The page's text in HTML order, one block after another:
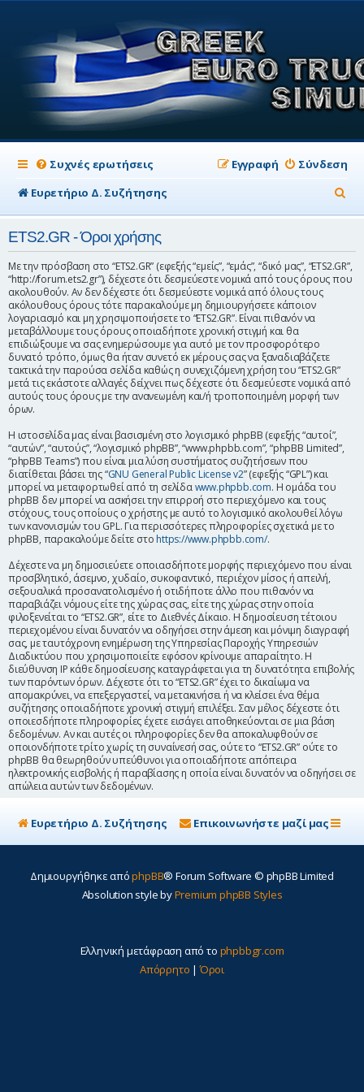
Συχνές ερωτήσεις Σύνδεση
Εγγραφή
Ευρετήριο Δ. Συζήτησης
ν
ζ
ή
η
ETS2.GR - Όροι χρήσης
Με την πρόσβαση στο “ETS2.GR” (εφεξής “εμείς”, “εμάς”, “δικό μας”, “ETS2.GR”,
“http://forum.ets2.gr”), δέχεστε ότι δεσμεύεστε νομικά από τους όρους που
ακολουθούν. Αν δεν δέχεστε ότι δεσμεύεστε νομικά από όλους τους
ακόλουθους όρους τότε παρακαλούμε μη δημιουργήσετε κάποιον
λογαριασμό και μη χρησιμοποιήσετε το “ETS2.GR”. Είναι πιθανόν να
μεταβάλλουμε τους όρους οποιαδήποτε χρονική στιγμή και θα
επιδιώξουμε να σας ενημερώσουμε για αυτό με τον προσφορότερο
δυνατό τρόπο, όμως θα ήταν συνετό εκ μέρους σας να ξαναδιαβάζετε
τακτικά την παρούσα σελίδα καθώς η συνεχιζόμενη χρήση του “ETS2.GR”
μετά τις εκάστοτε αλλαγές δείχνει πως δέχεστε ότι δεσμεύεστε νομικά από
αυτούς τους όρους με την ανανεωμένη και/ή τροποποιημένη μορφή των
όρων.
Η ιστοσελίδα μας είναι βασισμένη στο λογισμικό phpBB (εφεξής “αυτοί”,
“αυτών”, “αυτούς”, “λογισμικό phpBB”, “www.phpbb.com”, “phpBB Limited”,
“phpBB Teams”) που είναι μια λύση συστήματος συζητήσεων που
διατίθεται βάσει της “GNU General Public License v2” (εφεξής “GPL”) και
μπορεί να μεταφορτωθεί από τη σελίδαwww.phpbb.com. Η ομάδα του
phpBB δεν μπορεί να ασκήσει την επιρροή στο περιεχόμενο και τους
στόχους, τους οποίους ο χρήστης με αυτό το λογισμικό ακολουθεί λόγω
των κανονισμών του GPL. Για περισσότερες πληροφορίες σχετικά με το
phpBB, παρακαλούμε δείτε στο https://www.phpbb.com/.
Δέχεστε να μη δημοσιεύετε οποιασδήποτε μορφής περιεχόμενο που είναι
προσβλητικό, άσεμνο, χυδαίο, συκοφαντικό, περιέχον μίσος ή απειλή,
σεξουαλικά προσανατολισμένο ή οτιδήποτε άλλο που πιθανόν να
παραβιάζει νόμους είτε της χώρας σας, είτε της χώρας στην οποία
φιλοξενείται το “ETS2.GR”, είτε το Διεθνές Δίκαιο. Η δημοσίευση τέτοιου
περιεχομένου είναι δυνατόν να οδηγήσει στην άμεση και μόνιμη διαγραφή
σας, με ταυτόχρονη ενημέρωση της Υπηρεσίας Παροχής Υπηρεσιών
Διαδικτύου που χρησιμοποιείτε εφόσον κρίνουμε απαραίτητο. Η
διεύθυνση IP κάθε δημοσίευσης καταγράφεται για τη δυνατότητα επιβολής
των παρόντων όρων. Δέχεστε ότι το “ETS2.GR” έχει το δικαίωμα να
απομακρύνει, να επεξεργαστεί, να μετακινήσει ή να κλείσει ένα θέμα
συζήτησης οποιαδήποτε χρονική στιγμή επιλέξει. Σαν μέλος δέχεστε ότι
οποιεσδήποτε πληροφορίες έχετε εισάγει αποθηκεύονται σε μια βάση
δεδομένων. Αν και αυτές οι πληροφορίες δεν θα αποκαλυφθούν σε
οποιονδήποτε τρίτο χωρίς τη συναίνεσή σας, ούτε το “ETS2.GR” ούτε το
phpBB θα θεωρηθούν υπεύθυνοι για οποιαδήποτε απόπειρα
ηλεκτρονικής εισβολής ή παραβίασης η οποία είναι δυνατόν να οδηγήσει σε
απώλεια αυτών των δεδομένων.
Ευρετήριο Δ. Συζήτησης Επικοινωνήστε μαζί μας
Δημιουργήθηκε απόphpBB® Forum Software © phpBB Limited
Absolution style byPremium phpBB Styles
Ελληνική μετάφραση από το phpbbgr.com
Απόρρητο |Όροι